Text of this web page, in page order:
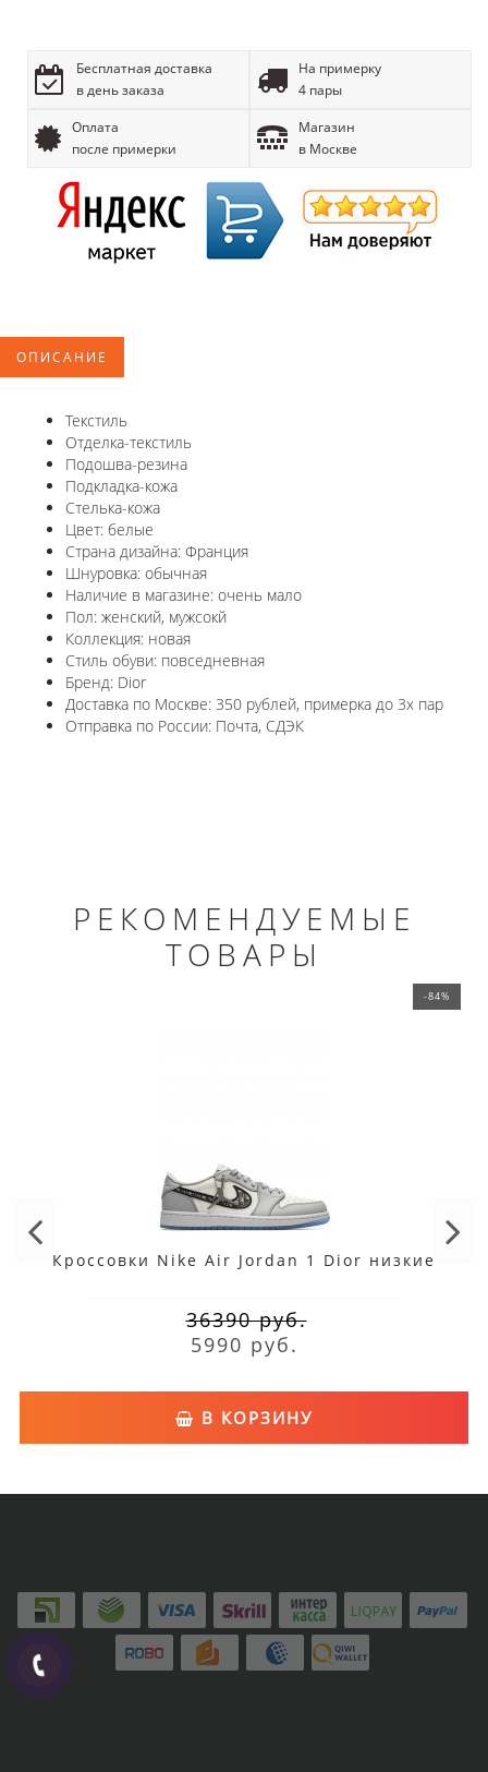
Бесплатная доставка
в день заказа
На примерку
4 пары
Оплата
после примерки
Магазин
в Москве
ОПИСАНИЕ
Текстиль
Отделка-текстиль
Подошва-резина
Подкладка-кожа
Стелька-кожа
Цвет: белые
Страна дизайна: Франция
Шнуровка: обычная
Наличие в магазине: очень мало
Пол: женский, мужсокй
Коллекция: новая
Стиль обуви: повседневная
Бренд: Dior
Доставка по Москве: 350 рублей, примерка до 3х пар
Отправка по России: Почта, СДЭК
РЕКОМЕНДУЕМЫЕ
ТОВАРЫ
-84%
Кроссовки Nike Air Jordan 1 Dior низкие
36390 руб.
5990 руб.
В КОРЗИНУ